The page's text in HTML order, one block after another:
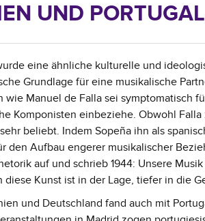
UND PORTUGAL
eine ähnliche kulturelle und
Grundlage für eine musikalische
wie Manuel de Falla sei symptomatisch
Komponisten einbeziehe. Obwohl
beliebt. Indem Sopeña ihn als
den Aufbau engerer musikalischer
auf und schrieb 1944: Unsere
diese Kunst ist in der Lage, tiefer in die
und Deutschland fand auch mit